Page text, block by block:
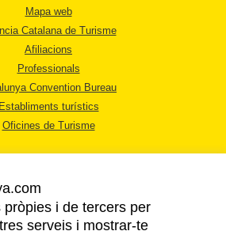
Mapa web
Catalana de Turisme
Afiliacions
Professionals
Convention Bureau
Establiments turístics
Oficines de Turisme
pròpies i de tercers per
serveis i mostrar-te